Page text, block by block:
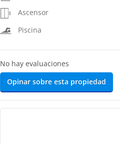
Ascensor
Piscina
No hay evaluaciones
Opinar sobre esta propiedad